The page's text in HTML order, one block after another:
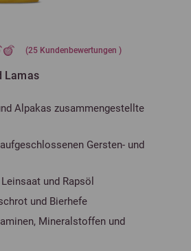
(25Kundenbewertungen )
Lamas
Alpakas zusammengestellte
Gersten- und
und Rapsöl
und Bierhefe
Mineralstoffen und